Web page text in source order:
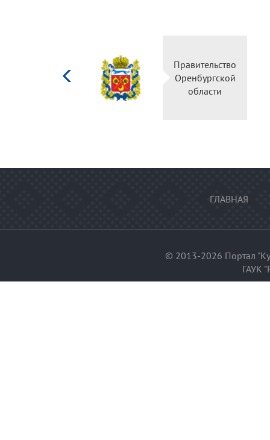
культуры
Российской
Правительство
Оренбургской
области
ГЛАВНАЯ
© 2013-2026 Портал
ГАУК